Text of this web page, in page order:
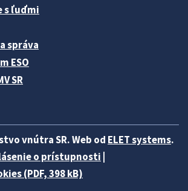
s ľuďmi
správa
ESO
SR
vnútra SR. Web od ELET systems.
o prístupnosti
(PDF, 398 kB)